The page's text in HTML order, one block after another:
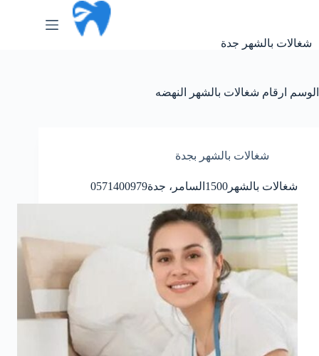
شغالات بالشهر جدة
الوسم ارقام شغالات بالشهر النهضه
شغالات بالشهر بجدة
شغالات بالشهر1500السامر، جدة0571400979